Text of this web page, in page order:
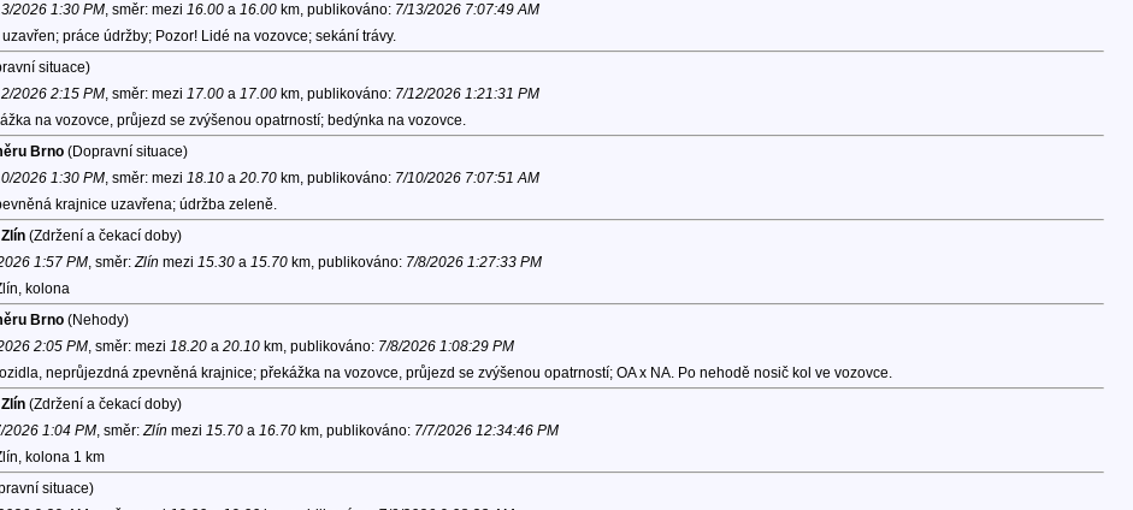
2026 1:30 PM, směr: mezi 16.00a 16.00km, publikováno: 7/13/2026 7:07:49 AM
práce údržby; Pozor! Lidé na vozovce; sekání trávy.
situace)
2026 2:15 PM, směr: mezi 17.00a 17.00km, publikováno: 7/12/2026 1:21:31 PM
na vozovce, průjezd se zvýšenou opatrností; bedýnka na vozovce.
Brno(Dopravní situace)
2026 1:30 PM, směr: mezi 18.10a 20.70km, publikováno: 7/10/2026 7:07:51 AM
krajnice uzavřena; údržba zeleně.
(Zdržení a čekací doby)
1:57 PM, směr:Zlín mezi 15.30a 15.70km, publikováno: 7/8/2026 1:27:33 PM
kolona
Brno(Nehody)
2:05 PM, směr: mezi 18.20a 20.10km, publikováno: 7/8/2026 1:08:29 PM
neprůjezdná zpevněná krajnice; překážka na vozovce, průjezd se zvýšenou opatrností; OA x NA. Po nehodě nosič kol ve vozovce.
(Zdržení a čekací doby)
2026 1:04 PM, směr:Zlín mezi 15.70a 16.70km, publikováno: 7/7/2026 12:34:46 PM
kolona 1 km
situace)